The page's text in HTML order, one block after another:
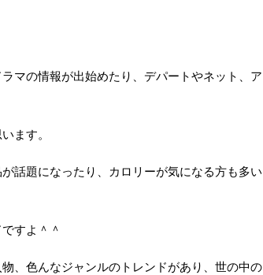
マの情報が出始めたり、デパートやネット、ア
ます。
話題になったり、カロリーが気になる方も多い
すよ＾＾
、色んなジャンルのトレンドがあり、世の中の